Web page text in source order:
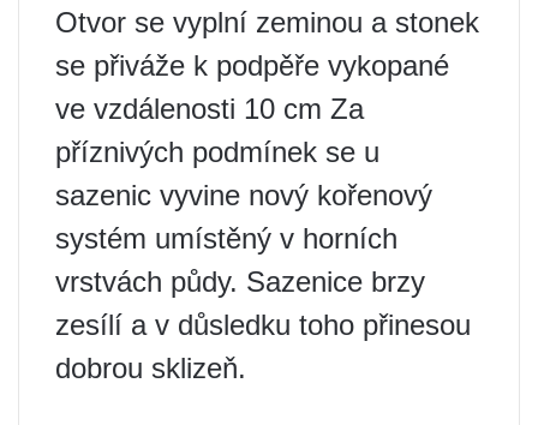
Otvor se vyplní zeminou a stonek
se přiváže k podpěře vykopané
ve vzdálenosti 10 cm Za
příznivých podmínek se u
sazenic vyvine nový kořenový
systém umístěný v horních
vrstvách půdy. Sazenice brzy
zesílí a v důsledku toho přinesou
dobrou sklizeň.